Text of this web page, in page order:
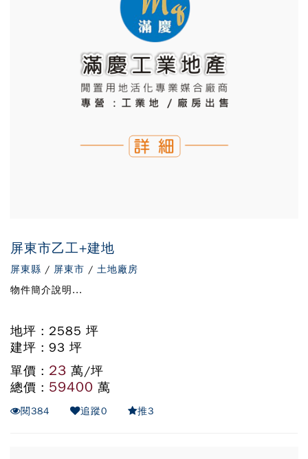
屏東市乙工+建地
屏東縣 / 屏東市 / 土地廠房
物件簡介說明...
地坪 : 2585 坪
建坪 : 93 坪
單價 : 23 萬/坪
總價 : 59400 萬
閱384 追蹤0 推3